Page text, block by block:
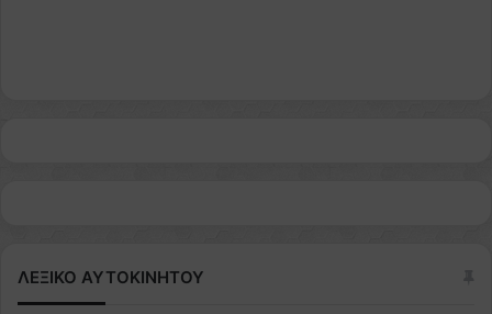
ΛΕΞΙΚΟ ΑΥΤΟΚΙΝΗΤΟΥ